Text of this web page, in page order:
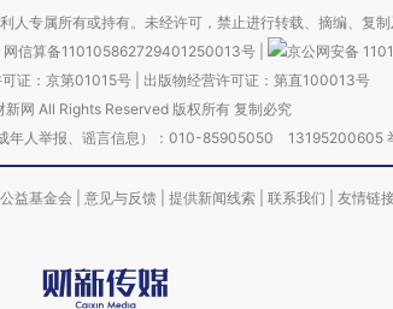
人专属所有或持有。未经许可，禁止进行转载、摘编、复制
网信算备110105862729401250013号
京公网安备
证：京第01015号| 出版物经营许可证：第直100013号
网 All Rights Reserved 版权所有 复制必究
年人举报、谣言信息）：010-85905050 13195200605
益基金会 意见与反馈 提供新闻线索 联系我们 友情链